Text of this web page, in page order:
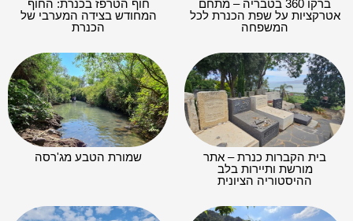
ברקו 360 בטבריה – מתחם
אטרקציות על שפת הכנרת לכל
המשפחה
חוף הטרפז בכנרת: החוף
המחודש בצידה המערבי של
הכנרת
בית הקברות כנרת – אתר
מורשת ותיירות בלב
ההיסטוריה הציונית
שמורת הטבע מג'רסה